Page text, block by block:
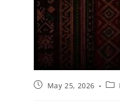
May 25, 2026